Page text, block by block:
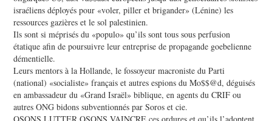
israéliens déployés pour «voler, piller et brigander» (Lénine) les
ressources gazières et le sol palestinien.
Ils sont si méprisés du «populo» qu’ils sont tous sous perfusion
étatique afin de poursuivre leur entreprise de propagande goebelienne
démentielle.
Leurs mentors à la Hollande, le fossoyeur macroniste du Parti
(national) «socialiste» français et autres espions du Mo$$@d, déguisés
en ambassadeur du «Grand Israël» biblique, en agents du CRIF ou
autres ONG bidons subventionnés par Soros et cie.
OSONS LUTTER,OSONS VAINCRE ces ordures et qu’ils l’adoptent